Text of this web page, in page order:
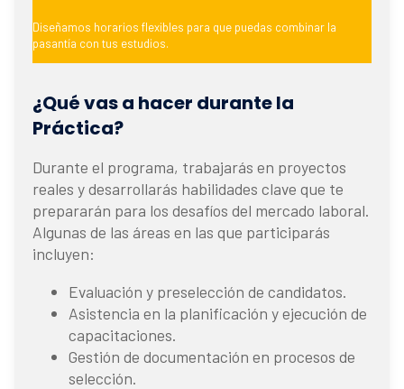
Diseñamos horarios flexibles para que puedas combinar la
pasantía con tus estudios.
¿Qué vas a hacer durante la
Práctica?
Durante el programa, trabajarás en proyectos
reales y desarrollarás habilidades clave que te
prepararán para los desafíos del mercado laboral.
Algunas de las áreas en las que participarás
incluyen:
Evaluación y preselección de candidatos.
Asistencia en la planificación y ejecución de
capacitaciones.
Gestión de documentación en procesos de
selección.